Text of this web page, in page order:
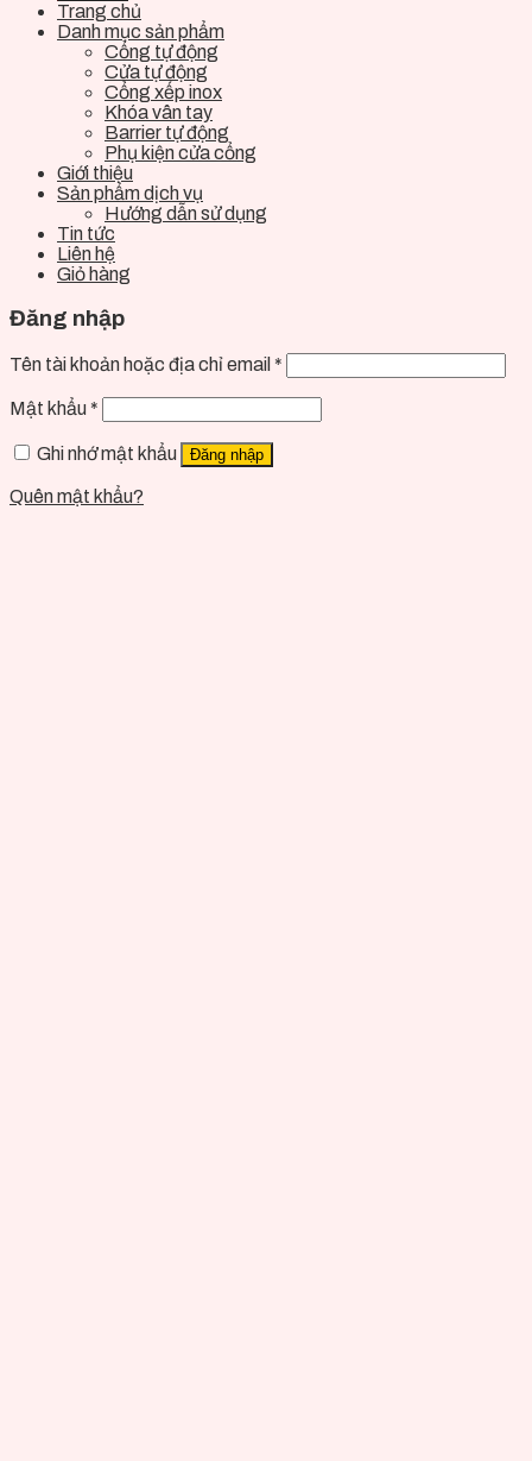
Trang chủ
Danh mục sản phẩm
Cổng tự động
Cửa tự động
Cổng xếp inox
Khóa vân tay
Barrier tự động
Phụ kiện cửa cổng
Giới thiệu
Sản phẩm dịch vụ
Hướng dẫn sử dụng
Tin tức
Liên hệ
Giỏ hàng
Đăng nhập
Tên tài khoản hoặc địa chỉ email *
Mật khẩu *
Ghi nhớ mật khẩu Đăng nhập
Quên mật khẩu?